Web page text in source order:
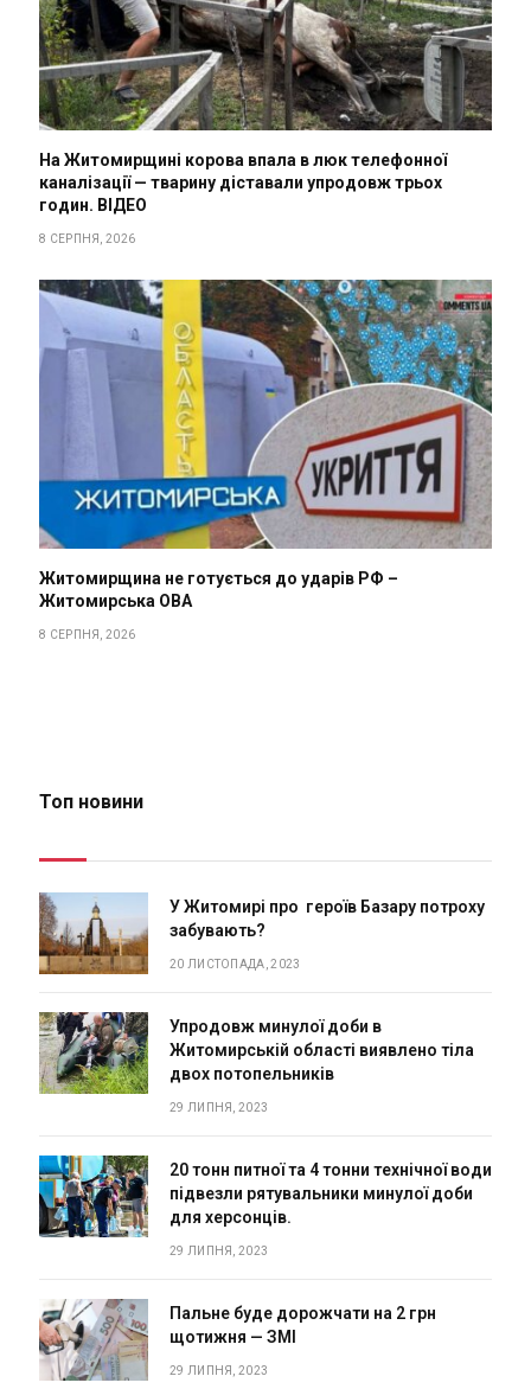
На Житомирщині корова впала в люк телефонної
каналізації — тварину діставали упродовж трьох
годин. ВІДЕО
8 СЕРПНЯ, 2026
Житомирщина не готується до ударів РФ –
Житомирська ОВА
8 СЕРПНЯ, 2026
Топ новини
У Житомирі про героїв Базару потроху
забувають?
20 ЛИСТОПАДА, 2023
Упродовж минулої доби в
Житомирській області виявлено тіла
двох потопельників
29 ЛИПНЯ, 2023
20 тонн питної та 4 тонни технічної води
підвезли рятувальники минулої доби
для херсонців.
29 ЛИПНЯ, 2023
Пальне буде дорожчати на 2 грн
щотижня — ЗМІ
29 ЛИПНЯ, 2023